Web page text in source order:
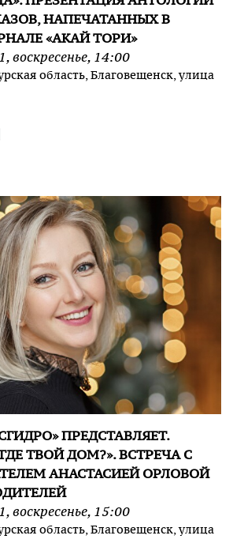
НАПЕЧАТАННЫХ В
«АКАЙ ТОРИ»
,воскресенье, 14:00
область, Благовещенск, улица
ПРЕДСТАВЛЯЕТ.
ТВОЙ ДОМ?». ВСТРЕЧА С
АНАСТАСИЕЙ ОРЛОВОЙ
,воскресенье, 15:00
область, Благовещенск, улица